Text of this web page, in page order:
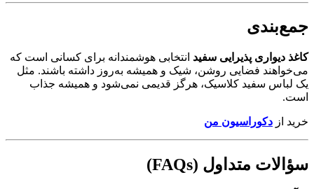
جمع‌بندی
کاغذ دیواری پذیرایی سفید انتخابی هوشمندانه برای کسانی است که
می‌خواهند فضایی روشن، شیک و همیشه به‌روز داشته باشند. مثل
یک لباس سفید کلاسیک، هرگز قدیمی نمی‌شود و همیشه جذاب
است.
خرید از دکوراسیون من
سؤالات متداول (FAQs)